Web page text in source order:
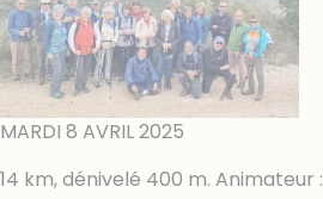
MARDI 8 AVRIL 2025
14 km, dénivelé 400 m. Animateur :